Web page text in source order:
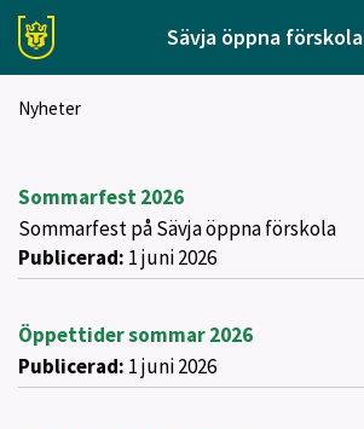
Sävja öppna förskola
Nyheter
Sommarfest 2026
Sommarfest på Sävja öppna förskola
Publicerad: 1 juni 2026
Öppettider sommar 2026
Publicerad: 1 juni 2026